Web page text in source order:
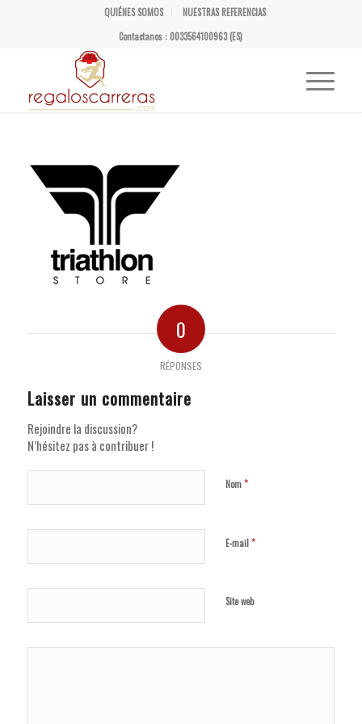
QUIÉNES SOMOS
NUESTRAS REFERENCIAS
Contactanos : 0033564100963 (ES)
0
RÉPONSES
Laisser un commentaire
Rejoindre la discussion?
N’hésitez pas à contribuer !
Nom*
E-mail*
Site web